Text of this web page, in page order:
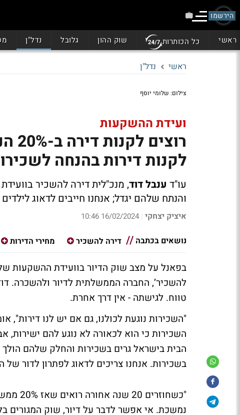
הירשמו
ראשי כל הכותרות שוק ההון גלובל נדל"ן
ראשי נדל"ן
צילום: שלומי יוסף
ועידת ההשקעות
לקנות דירות בהנחה
עו"ד ענבל דוד
והנתח שלהם יגדל; אנחנו חייבים לדאוג
איציק יצחקי |
16/02/2024 10:46
נושאים בכתבה
דירה להשכיר מחירי הדירות
בפאנל על מצב שוק הדיור בוועידת ההשקעות
להשכיר’, החברה הממשלתית לדיור ולהשכרה.
טווח. לגישתה - אין דרך אחרת.
"השכירות נוגעת לכולנו, גם אם יש לנו דירות",
הבית בישראל גרים בשכירות והחלק שלהם הולך
בשכירות. אנחנו צריכים לדאוג לפתרון לדור של
נמשכת. אי אפשר לדבר על דיור, שוק המגורים